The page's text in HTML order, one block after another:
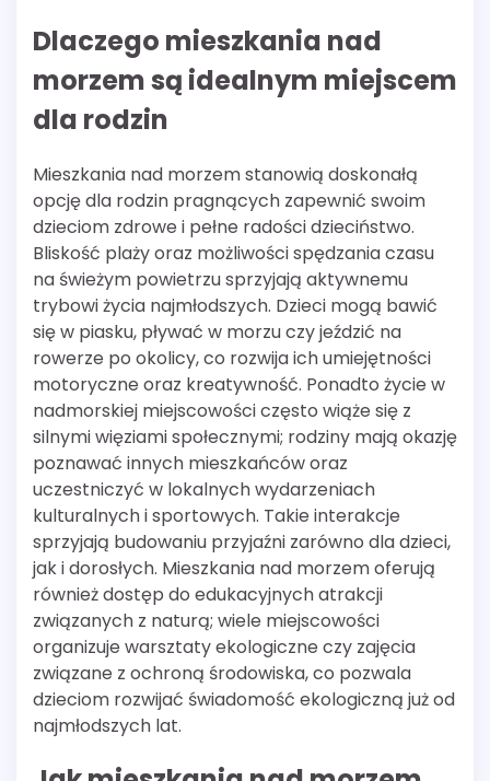
Dlaczego mieszkania nad
morzem są idealnym miejscem
dla rodzin
Mieszkania nad morzem stanowią doskonałą
opcję dla rodzin pragnących zapewnić swoim
dzieciom zdrowe i pełne radości dzieciństwo.
Bliskość plaży oraz możliwości spędzania czasu
na świeżym powietrzu sprzyjają aktywnemu
trybowi życia najmłodszych. Dzieci mogą bawić
się w piasku, pływać w morzu czy jeździć na
rowerze po okolicy, co rozwija ich umiejętności
motoryczne oraz kreatywność. Ponadto życie w
nadmorskiej miejscowości często wiąże się z
silnymi więziami społecznymi; rodziny mają okazję
poznawać innych mieszkańców oraz
uczestniczyć w lokalnych wydarzeniach
kulturalnych i sportowych. Takie interakcje
sprzyjają budowaniu przyjaźni zarówno dla dzieci,
jak i dorosłych. Mieszkania nad morzem oferują
również dostęp do edukacyjnych atrakcji
związanych z naturą; wiele miejscowości
organizuje warsztaty ekologiczne czy zajęcia
związane z ochroną środowiska, co pozwala
dzieciom rozwijać świadomość ekologiczną już od
najmłodszych lat.